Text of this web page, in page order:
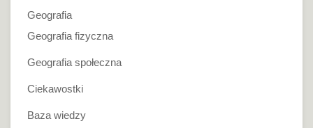
Geografia
Geografia fizyczna
Geografia społeczna
Ciekawostki
Baza wiedzy